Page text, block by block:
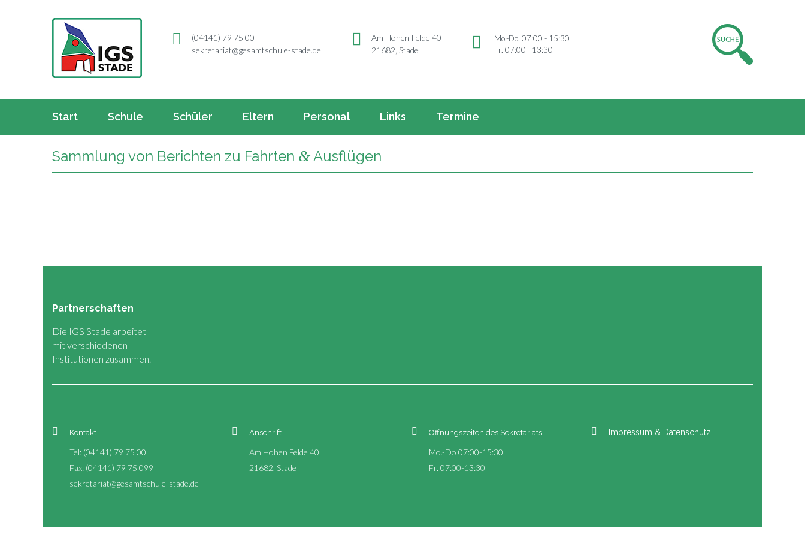
(04141) 79 75 00
sekretariat@gesamtschule-stade.de
Am Hohen Felde 40
21682, Stade
Mo.-Do. 07:00 - 15:30
Fr. 07:00 - 13:30
Start Schule Schüler Eltern Personal Links Termine
Sammlung von Berichten zu Fahrten &Ausflügen
Partnerschaften
Die IGS Stade arbeitet
mit verschiedenen
Institutionen zusammen.
Kontakt
Tel: (04141) 79 75 00
Fax: (04141) 79 75 099
sekretariat@gesamtschule-stade.de
Anschrift
Am Hohen Felde 40
21682, Stade
Öffnungszeiten des Sekretariats
Mo.-Do 07:00-15:30
Fr. 07:00-13:30
Impressum & Datenschutz